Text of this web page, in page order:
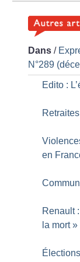
Dans /
N°289
Edito :
en
Renault
la mort »